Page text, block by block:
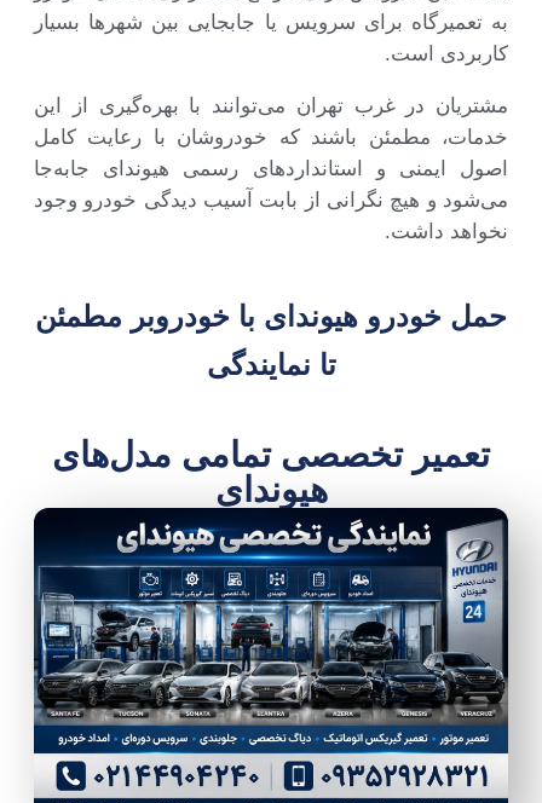
حمل خودرو هیوندای با خودروبر مطمئن
تا نمایندگی
به تعمیرگاه برای سرویس یا جابجایی بین شهرها بسیار
کاربردی است.
مشتریان در غرب تهران می‌توانند با بهره‌گیری از این
خدمات، مطمئن باشند که خودروشان با رعایت کامل
اصول ایمنی و استانداردهای رسمی هیوندای جابه‌جا
می‌شود و هیچ نگرانی از بابت آسیب دیدگی خودرو وجود
نخواهد داشت.
تعمیر تخصصی تمامی مدل‌های
هیوندای